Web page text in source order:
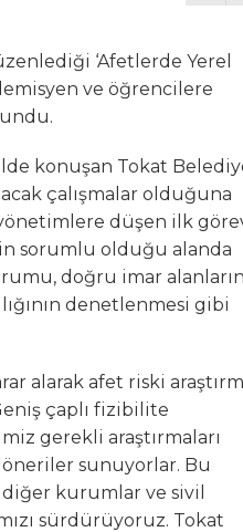
‘Afetlerde Yerel
ve öğrencilere
konuşan Tokat
çalışmalar olduğuna
düşen ilk
sorumlu olduğu alanda
doğru imar
denetlenmesi gibi
alarak afet riski
çaplı fizibilite
gerekli araştırmaları
öneriler sunuyorlar. Bu
diğer kurumlar ve sivil
sürdürüyoruz. Tokat